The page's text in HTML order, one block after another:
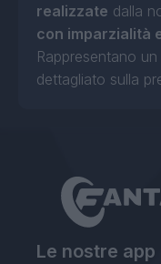
realizzate dalla
con imparzialità
Rappresentano
dettagliato sulla
Le nostre app